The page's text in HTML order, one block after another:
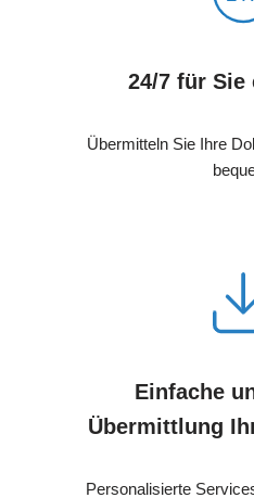
24/7 für Sie
Übermitteln Sie Ihre
Einfache
Übermittlung
Personalisierte